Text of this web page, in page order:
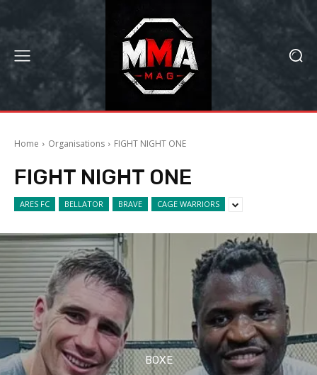
Home Organisations FIGHT NIGHT ONE
FIGHT NIGHT ONE
ARES FC BELLATOR BRAVE CAGE WARRIORS
BOXE